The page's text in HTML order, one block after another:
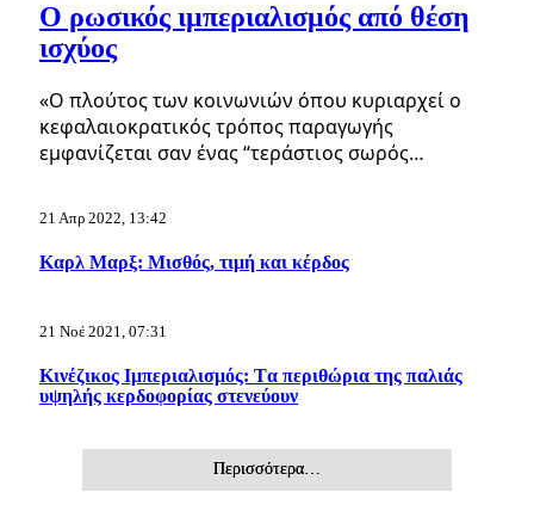
Ο ρωσικός ιμπεριαλισμός από θέση
ισχύος
«Ο πλούτος των κοινωνιών όπου κυριαρχεί ο
κεφαλαιοκρατικός τρόπος παραγωγής
εμφανίζεται σαν ένας “τεράστιος σωρός…
21 Απρ 2022, 13:42
Καρλ Μαρξ: Μισθός, τιμή και κέρδος
21 Νοέ 2021, 07:31
Κινέζικος Ιμπεριαλισμός: Tα περιθώρια της παλιάς
υψηλής κερδοφορίας στενεύουν
Περισσότερα…